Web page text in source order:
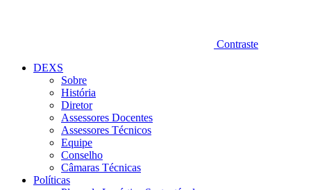
Contraste
DEXS
Sobre
História
Diretor
Assessores Docentes
Assessores Técnicos
Equipe
Conselho
Câmaras Técnicas
Políticas